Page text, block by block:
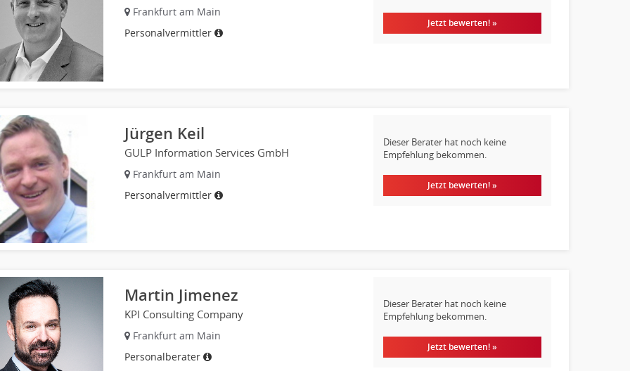
Frankfurt am Main
Personalvermittler
Jetzt bewerten! »
Jürgen Keil
GULP Information Services GmbH
Frankfurt am Main
Personalvermittler
Dieser Berater hat noch keine
Empfehlung bekommen.
Jetzt bewerten! »
Martin Jimenez
KPI Consulting Company
Frankfurt am Main
Personalberater
Dieser Berater hat noch keine
Empfehlung bekommen.
Jetzt bewerten! »